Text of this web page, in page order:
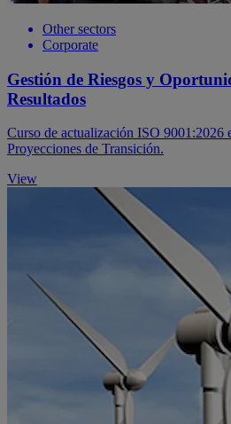
Other sectors
Corporate
Gestión de Riesgos y
Resultados
Curso de actualización ISO 9001:2026
Proyecciones de Transición.
View